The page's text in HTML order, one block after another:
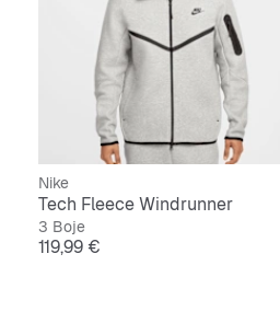
Nike
Tech Fleece Windrunner
3 Boje
Cijena
119,99 €